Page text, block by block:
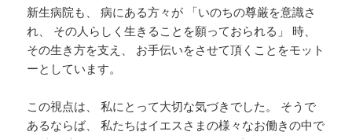
新生病院も、 病にある方々が 「いのちの尊厳を意識さ
れ、 その人らしく生きることを願っておられる」 時、
その生き方を支え、 お手伝いをさせて頂くことをモット
ーとしています。
この視点は、 私にとって大切な気づきでした。 そうで
あるならば、 私たちはイエスさまの様々なお働きの中で